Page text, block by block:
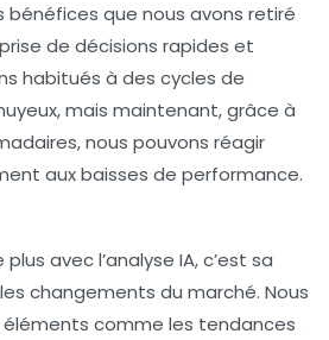
bénéfices que nous avons retiré
de décisions rapides et
habitués à des cycles de
mais maintenant, grâce à
nous pouvons réagir
aux baisses de performance.
avec l’analyse IA, c’est sa
changements du marché. Nous
comme les tendances